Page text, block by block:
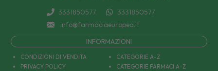
3331850577
3331850577
info@farmaciaeuropea.it
INFORMAZIONI
CONDIZIONI DI VENDITA
PRIVACY POLICY
CATEGORIE A-Z
CATEGORIE FARMACI A-Z